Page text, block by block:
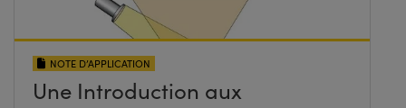
NOTE D’APPLICATION
Une Introduction aux